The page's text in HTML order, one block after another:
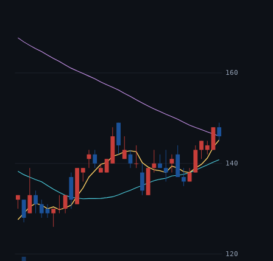
120
140
160